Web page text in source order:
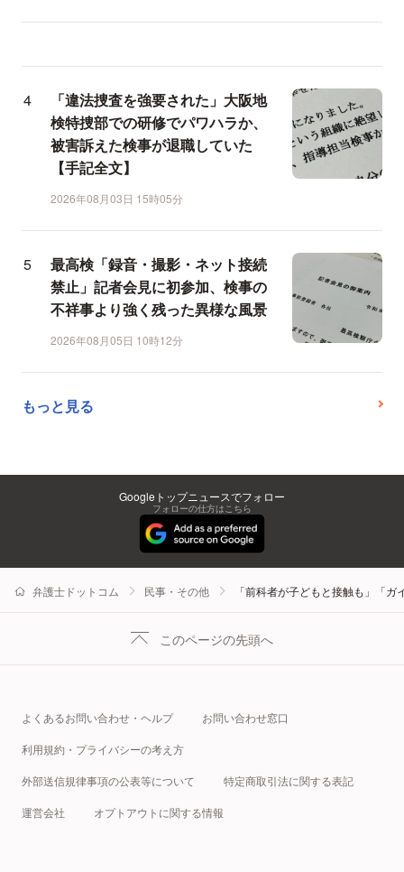
「違法捜査を強要された」大阪地
検特捜部での研修でパワハラか、
被害訴えた検事が退職していた
【手記全文】
2026年08月03日 15時05分
最高検「録音・撮影・ネット接続
禁止」記者会見に初参加、検事の
不祥事より強く残った異様な風景
2026年08月05日 10時12分
もっと見る
Googleトップニュースでフォロー
フォローの仕方はこちら
弁護士ドットコム 民事・その他 「前科者が子どもと接触も」「
このページの先頭へ
よくあるお問い合わせ・ヘルプ お問い合わせ窓口
利用規約・プライバシーの考え方
外部送信規律事項の公表等について 特定商取引法に関する表記
運営会社 オプトアウトに関する情報